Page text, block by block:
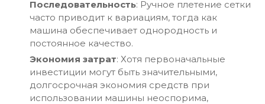
Последовательность: Ручное плетение сетки
часто приводит к вариациям, тогда как
машина обеспечивает однородность и
постоянное качество.
Экономия затрат: Хотя первоначальные
инвестиции могут быть значительными,
долгосрочная экономия средств при
использовании машины неоспорима,